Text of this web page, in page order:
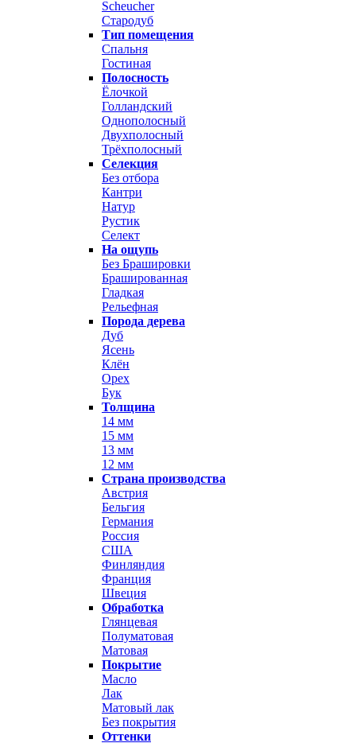
Scheucher
Стародуб
Тип помещения
Спальня
Гостиная
Полосность
Ёлочкой
Голландский
Однополосный
Двухполосный
Трёхполосный
Селекция
Без отбора
Кантри
Натур
Рустик
Селект
На ощупь
Без Брашировки
Брашированная
Гладкая
Рельефная
Порода дерева
Дуб
Ясень
Клён
Орех
Бук
Толщина
14 мм
15 мм
13 мм
12 мм
Страна производства
Австрия
Бельгия
Германия
Россия
США
Финляндия
Франция
Швеция
Обработка
Глянцевая
Полуматовая
Матовая
Покрытие
Масло
Лак
Матовый лак
Без покрытия
Оттенки